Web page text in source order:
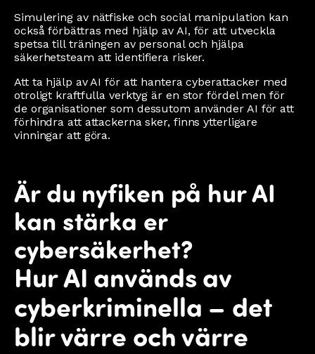
Simulering av nätfiske och social manipulation kan
också förbättras med hjälp av AI, för att utveckla
spetsa till träningen av personal och hjälpa
säkerhetsteam att identifiera risker.
Att ta hjälp av AI för att hantera cyberattacker med
otroligt kraftfulla verktyg är en stor fördel men för
de organisationer som dessutom använder AI för att
förhindra att attackerna sker, finns ytterligare
vinningar att göra.
Är du nyfiken på hur AI
kan stärka er
cybersäkerhet?
Hur AI används av
cyberkriminella – det
blir värre och värre